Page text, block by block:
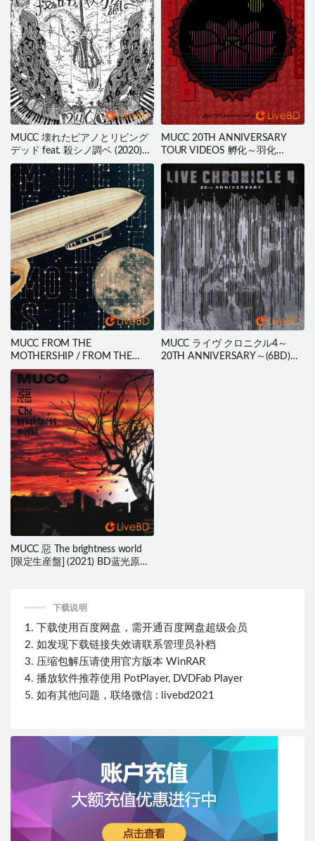
MUCC 壊れたピアノとリビング
デッド feat. 殺シノ調ベ (2020)
BD蓝光原盘 41.4G
MUCC 20TH ANNIVERSARY
TOUR VIDEOS 孵化～羽化
heading to 脈拍 (2BD) (2018) BD
蓝光原盘 54.4G
MUCC FROM THE
MOTHERSHIP / FROM THE
UNDERGROUND [会員限定生産
盤] (5BD) (2021) BD蓝光原盘
186.2G
MUCC ライヴ クロニクル4～
20TH ANNIVERSARY～(6BD)
MUCC 惡 The brightness world
[限定生産盤] (2021) BD蓝光原盘
下载说明
1. 下载使用百度网盘，需开通百度网盘超级会员
2. 如发现下载链接失效请联系管理员补档
3. 压缩包解压请使用官方版本 WinRAR
4. 播放软件推荐使用 PotPlayer, DVDFab Player
5. 如有其他问题，联络微信 : livebd2021